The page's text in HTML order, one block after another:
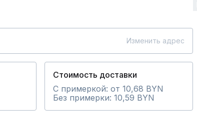
Изменить адрес
Стоимость доставки
С примеркой: от 10,68 BYN
Без примерки: 10,59 BYN